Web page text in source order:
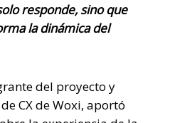
responde, sino que
la dinámica del
del proyecto y
CX de Woxi, aportó